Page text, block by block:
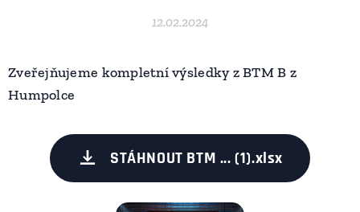
12.02.2024
Zveřejňujeme kompletní výsledky z BTM B z
Humpolce
STÁHNOUT BTM ... (1).xlsx